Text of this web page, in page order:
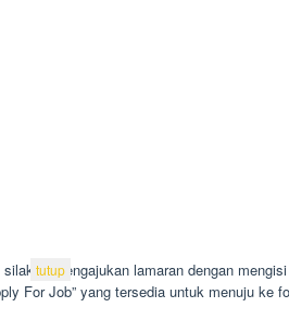
mengajukan lamaran dengan
For Job” yang tersedia untuk menuju ke
tutup